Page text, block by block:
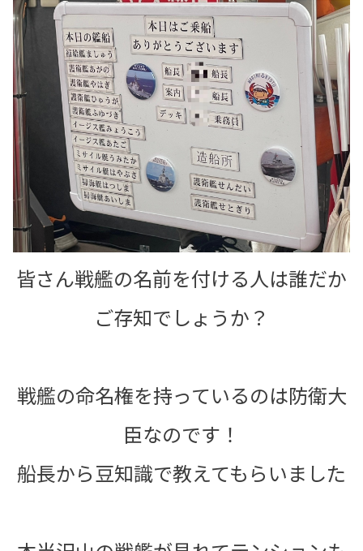
皆さん戦艦の名前を付ける人は誰だか
ご存知でしょうか？
戦艦の命名権を持っているのは防衛大
臣なのです！
船長から豆知識で教えてもらいました